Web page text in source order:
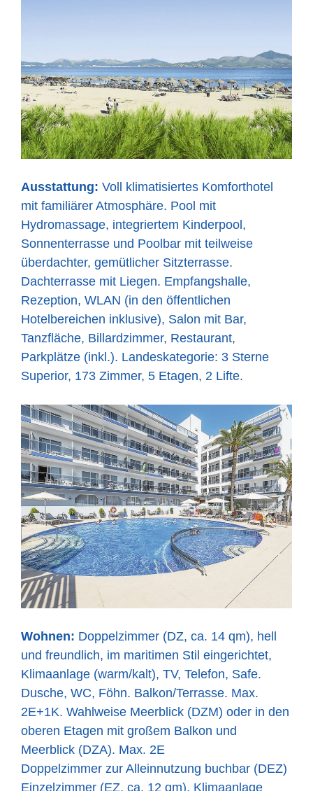
Ausstattung: Voll klimatisiertes Komforthotel
mit familiärer Atmosphäre. Pool mit
Hydromassage, integriertem Kinderpool,
Sonnenterrasse und Poolbar mit teilweise
überdachter, gemütlicher Sitzterrasse.
Dachterrasse mit Liegen. Empfangshalle,
Rezeption, WLAN (in den öffentlichen
Hotelbereichen inklusive), Salon mit Bar,
Tanzfläche, Billardzimmer, Restaurant,
Parkplätze (inkl.). Landeskategorie: 3 Sterne
Superior, 173 Zimmer, 5 Etagen, 2 Lifte.
Wohnen: Doppelzimmer (DZ, ca. 14 qm), hell
und freundlich, im maritimen Stil eingerichtet,
Klimaanlage (warm/kalt), TV, Telefon, Safe.
Dusche, WC, Föhn. Balkon/Terrasse. Max.
2E+1K. Wahlweise Meerblick (DZM) oder in den
oberen Etagen mit großem Balkon und
Meerblick (DZA). Max. 2E
Doppelzimmer zur Alleinnutzung buchbar (DEZ)
Einzelzimmer (EZ, ca. 12 qm), Klimaanlage